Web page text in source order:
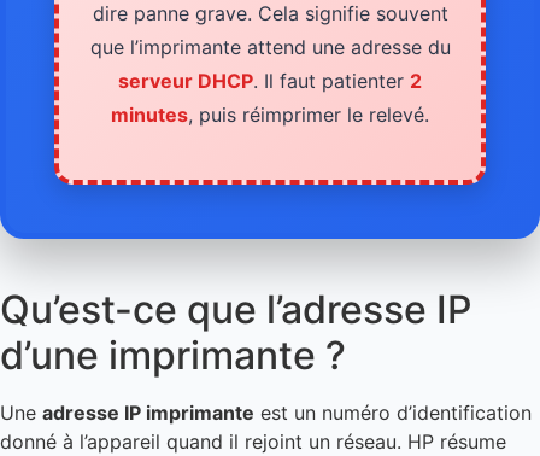
dire panne grave. Cela signifie souvent
que l’imprimante attend une adresse du
serveur DHCP. Il faut patienter 2
minutes, puis réimprimer le relevé.
Qu’est-ce que l’adresse IP
d’une imprimante ?
Une adresse IP imprimante est un numéro d’identification
donné à l’appareil quand il rejoint un réseau. HP résume